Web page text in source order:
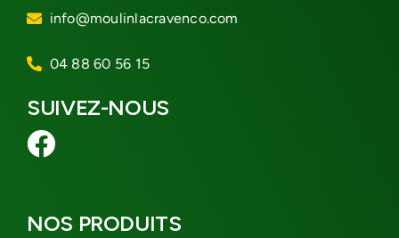
info@moulinlacravenco.com
04 88 60 56 15
SUIVEZ-NOUS
NOS PRODUITS